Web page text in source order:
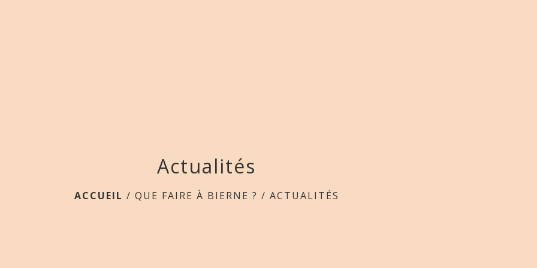
Actualités
ACCUEIL / QUE FAIRE À BIERNE ? / ACTUALITÉS